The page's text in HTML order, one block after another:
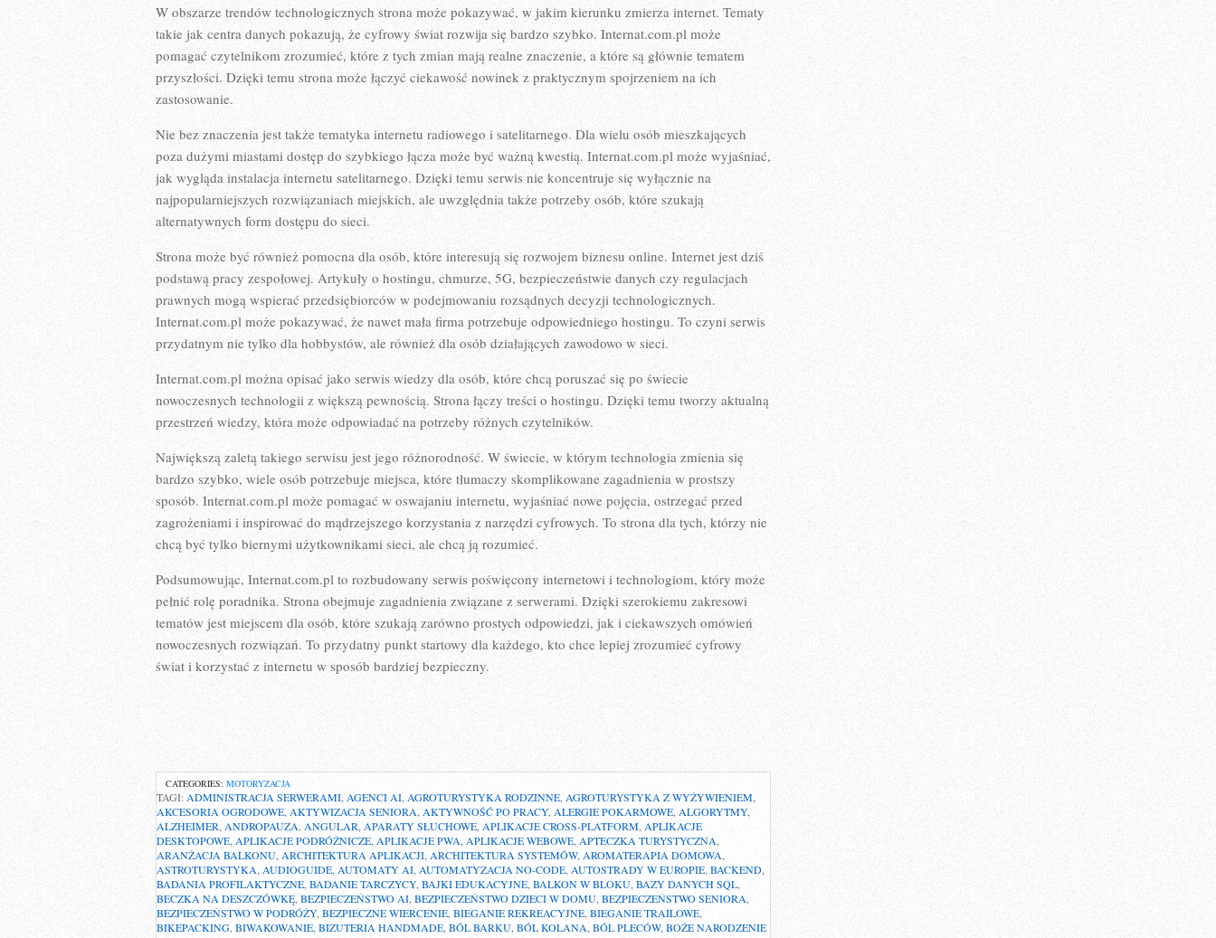
W obszarze trendów technologicznych strona może pokazywać, w jakim kierunku zmierza internet. Tematy
takie jak centra danych pokazują, że cyfrowy świat rozwija się bardzo szybko. Internat.com.pl może
pomagać czytelnikom zrozumieć, które z tych zmian mają realne znaczenie, a które są głównie tematem
przyszłości. Dzięki temu strona może łączyć ciekawość nowinek z praktycznym spojrzeniem na ich
zastosowanie.
Nie bez znaczenia jest także tematyka internetu radiowego i satelitarnego. Dla wielu osób mieszkających
poza dużymi miastami dostęp do szybkiego łącza może być ważną kwestią. Internat.com.pl może wyjaśniać,
jak wygląda instalacja internetu satelitarnego. Dzięki temu serwis nie koncentruje się wyłącznie na
najpopularniejszych rozwiązaniach miejskich, ale uwzględnia także potrzeby osób, które szukają
alternatywnych form dostępu do sieci.
Strona może być również pomocna dla osób, które interesują się rozwojem biznesu online. Internet jest dziś
podstawą pracy zespołowej. Artykuły o hostingu, chmurze, 5G, bezpieczeństwie danych czy regulacjach
prawnych mogą wspierać przedsiębiorców w podejmowaniu rozsądnych decyzji technologicznych.
Internat.com.pl może pokazywać, że nawet mała firma potrzebuje odpowiedniego hostingu. To czyni serwis
przydatnym nie tylko dla hobbystów, ale również dla osób działających zawodowo w sieci.
Internat.com.pl można opisać jako serwis wiedzy dla osób, które chcą poruszać się po świecie
nowoczesnych technologii z większą pewnością. Strona łączy treści o hostingu. Dzięki temu tworzy aktualną
przestrzeń wiedzy, która może odpowiadać na potrzeby różnych czytelników.
Największą zaletą takiego serwisu jest jego różnorodność. W świecie, w którym technologia zmienia się
bardzo szybko, wiele osób potrzebuje miejsca, które tłumaczy skomplikowane zagadnienia w prostszy
sposób. Internat.com.pl może pomagać w oswajaniu internetu, wyjaśniać nowe pojęcia, ostrzegać przed
zagrożeniami i inspirować do mądrzejszego korzystania z narzędzi cyfrowych. To strona dla tych, którzy nie
chcą być tylko biernymi użytkownikami sieci, ale chcą ją rozumieć.
Podsumowując, Internat.com.pl to rozbudowany serwis poświęcony internetowi i technologiom, który może
pełnić rolę poradnika. Strona obejmuje zagadnienia związane z serwerami. Dzięki szerokiemu zakresowi
tematów jest miejscem dla osób, które szukają zarówno prostych odpowiedzi, jak i ciekawszych omówień
nowoczesnych rozwiązań. To przydatny punkt startowy dla każdego, kto chce lepiej zrozumieć cyfrowy
świat i korzystać z internetu w sposób bardziej bezpieczny.
CATEGORIES: MOTORYZACJA
TAGI: ADMINISTRACJA SERWERAMI AGENCI AI AGROTURYSTYKA RODZINNE, AGROTURYSTYKA Z WYŻYWIENIEM,
AKCESORIA OGRODOWE, AKTYWIZACJA SENIORA, AKTYWNOŚĆ PO PRACY, ALERGIE POKARMOWE ALGORYTMY,
ALZHEIMER, ANDROPAUZA ANGULAR APARATY SŁUCHOWE APLIKACJE CROSS-PLATFORM APLIKACJE
DESKTOPOWE APLIKACJE PODRÓŻNICZE APLIKACJE PWA APLIKACJE WEBOWE APTECZKA TURYSTYCZNA
ARANŻACJA BALKONU ARCHITEKTURA APLIKACJI ARCHITEKTURA SYSTEMÓW, AROMATERAPIA DOMOWA
ASTROTURYSTYKA AUDIOGUIDE AUTOMATY AI, AUTOMATYZACJA NO-CODE, AUTOSTRADY W EUROPIE BACKEND,
BADANIA PROFILAKTYCZNE BADANIE TARCZYCY, BAJKI EDUKACYJNE, BALKON W BLOKU BAZY DANYCH SQL
BECZKA NA DESZCZÓWKĘ BEZPIECZEŃSTWO AI, BEZPIECZEŃSTWO DZIECI W DOMU BEZPIECZEŃSTWO SENIORA
BEZPIECZEŃSTWO W PODRÓŻY, BEZPIECZNE WIERCENIE, BIEGANIE REKREACYJNE BIEGANIE TRAILOWE
BIKEPACKING BIWAKOWANIE BIZUTERIA HANDMADE BÓL BARKU, BÓL KOLANA BÓL PLECÓW, BOŻE NARODZENIE